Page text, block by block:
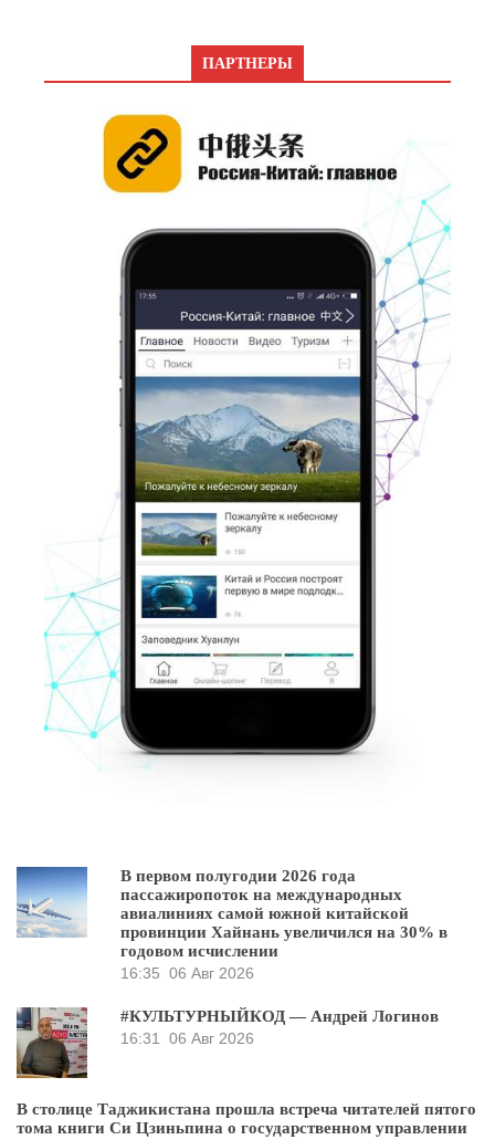
ПАРТНЕРЫ
В первом полугодии 2026 года
пассажиропоток на международных
авиалиниях самой южной китайской
провинции Хайнань увеличился на 30% в
годовом исчислении
16:35 06 Авг 2026
#КУЛЬТУРНЫЙКОД — Андрей Логинов
16:31
06 Авг 2026
В столице Таджикистана прошла встреча читателей пятого
тома книги Си Цзиньпина о государственном управлении